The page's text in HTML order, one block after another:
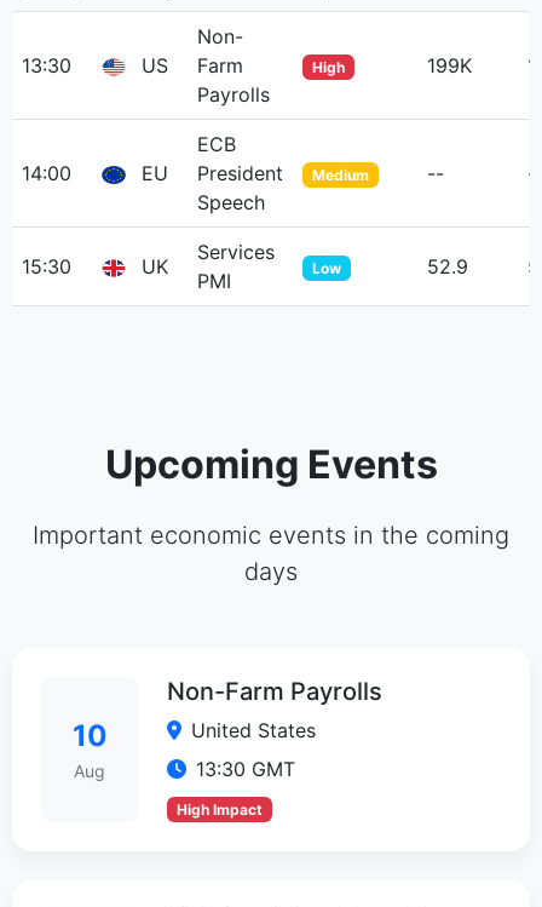
13:30 US
Non-
Farm
Payrolls
High 199K
14:00 EU
ECB
President
Speech
Medium --
15:30 UK
Services
PMI
Low 52.9
Upcoming Events
Important economic events in the coming
days
10
Aug
Non-Farm Payrolls
United States
13:30 GMT
High Impact